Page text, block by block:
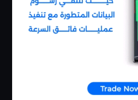
الايداع